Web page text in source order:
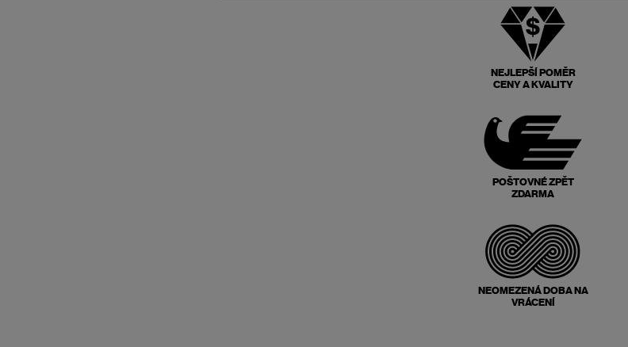
NEJLEPŠÍ POMĚR
CENY A KVALITY
POŠTOVNÉ ZPĚT
ZDARMA
NEOMEZENÁ DOBA NA
VRÁCENÍ